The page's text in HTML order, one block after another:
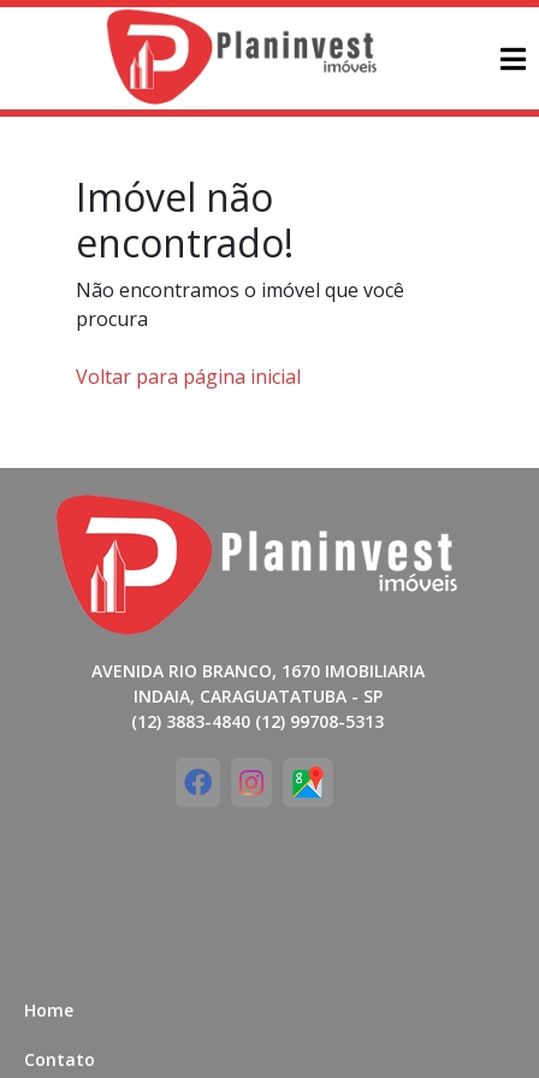
Imóvel não
encontrado!
Não encontramos o imóvel que você
procura
Voltar para página inicial
AVENIDA RIO BRANCO, 1670 IMOBILIARIA
INDAIA, CARAGUATATUBA - SP
(12) 3883-4840 (12) 99708-5313
Home
Contato